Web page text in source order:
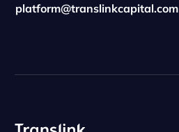
platform@translinkcapital.com